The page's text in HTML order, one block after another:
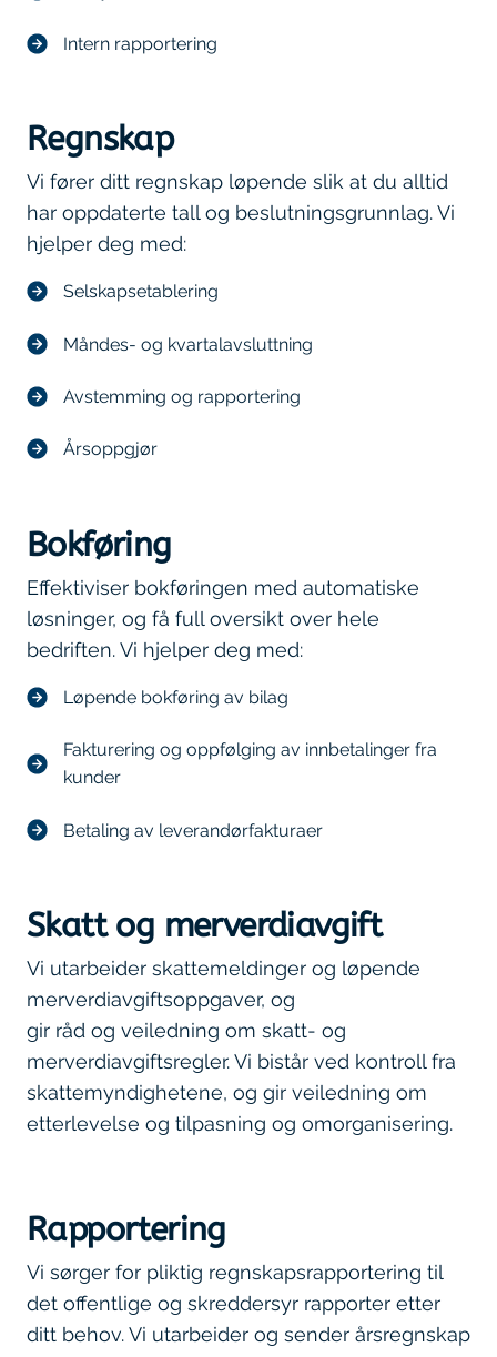
Intern rapportering
Regnskap
Vi fører ditt regnskap løpende slik at du alltid
har oppdaterte tall og beslutningsgrunnlag. Vi
hjelper deg med:
Selskapsetablering
Måndes- og kvartalavsluttning
Avstemming og rapportering
Årsoppgjør
Bokføring
Effektiviser bokføringen med automatiske
løsninger, og få full oversikt over hele
bedriften. Vi hjelper deg med:
Løpende bokføring av bilag
Fakturering og oppfølging av innbetalinger fra
kunder
Betaling av leverandørfakturaer
Skatt og merverdiavgift
Vi utarbeider skattemeldinger og løpende
merverdiavgiftsoppgaver, og
gir råd og veiledning om skatt- og
merverdiavgiftsregler. Vi bistår ved kontroll fra
skattemyndighetene, og gir veiledning om
etterlevelse og tilpasning og omorganisering.
Rapportering
Vi sørger for pliktig regnskapsrapportering til
det offentlige og skreddersyr rapporter etter
ditt behov. Vi utarbeider og sender årsregnskap